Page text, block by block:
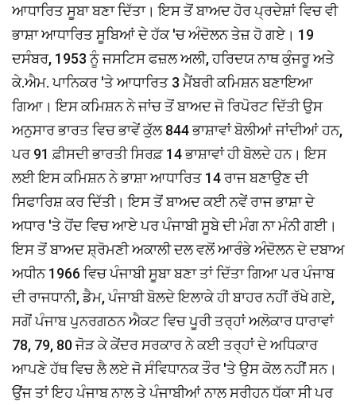
ਆਧਾਰਿਤ ਸੂਬਾ ਬਣਾ ਦਿੱਤਾ। ਇਸ ਤੋਂ ਬਾਅਦ ਹੋਰ ਪ੍ਰਦੇਸ਼ਾਂ ਵਿਚ ਵੀ
ਭਾਸ਼ਾ ਆਧਾਰਿਤ ਸੂਬਿਆਂ ਦੇ ਹੱਕ 'ਚ ਅੰਦੋਲਨ ਤੇਜ਼ ਹੋ ਗਏ। 19
ਦਸੰਬਰ, 1953 ਨੂੰ ਜਸਟਿਸ ਫਜ਼ਲ ਅਲੀ, ਹਰਿਦਯ ਨਾਥ ਕੁੰਜਰੂ ਅਤੇ
ਕੇ.ਐਮ. ਪਾਨਿਕਰ 'ਤੇ ਆਧਾਰਿਤ 3 ਮੈਂਬਰੀ ਕਮਿਸ਼ਨ ਬਣਾਇਆ
ਗਿਆ। ਇਸ ਕਮਿਸ਼ਨ ਨੇ ਜਾਂਚ ਤੋਂ ਬਾਅਦ ਜੋ ਰਿਪੋਰਟ ਦਿੱਤੀ ਉਸ
ਅਨੁਸਾਰ ਭਾਰਤ ਵਿਚ ਭਾਵੇਂ ਕੁੱਲ 844 ਭਾਸ਼ਾਵਾਂ ਬੋਲੀਆਂ ਜਾਂਦੀਆਂ ਹਨ,
ਪਰ 91 ਫ਼ੀਸਦੀ ਭਾਰਤੀ ਸਿਰਫ਼ 14 ਭਾਸ਼ਾਵਾਂ ਹੀ ਬੋਲਦੇ ਹਨ। ਇਸ
ਲਈ ਇਸ ਕਮਿਸ਼ਨ ਨੇ ਭਾਸ਼ਾ ਆਧਾਰਿਤ 14 ਰਾਜ ਬਣਾਉਣ ਦੀ
ਸਿਫਾਰਿਸ਼ ਕਰ ਦਿੱਤੀ। ਇਸ ਤੋਂ ਬਾਅਦ ਕਈ ਨਵੇਂ ਰਾਜ ਭਾਸ਼ਾ ਦੇ
ਅਧਾਰ 'ਤੇ ਹੋਂਦ ਵਿਚ ਆਏ ਪਰ ਪੰਜਾਬੀ ਸੂਬੇ ਦੀ ਮੰਗ ਨਾ ਮੰਨੀ ਗਈ।
ਇਸ ਤੋਂ ਬਾਅਦ ਸ਼੍ਰੋਮਣੀ ਅਕਾਲੀ ਦਲ ਵਲੋਂ ਆਰੰਭੇ ਅੰਦੋਲਨ ਦੇ ਦਬਾਅ
ਅਧੀਨ 1966 ਵਿਚ ਪੰਜਾਬੀ ਸੂਬਾ ਬਣਾ ਤਾਂ ਦਿੱਤਾ ਗਿਆ ਪਰ ਪੰਜਾਬ
ਦੀ ਰਾਜਧਾਨੀ, ਡੈਮ, ਪੰਜਾਬੀ ਬੋਲਦੇ ਇਲਾਕੇ ਹੀ ਬਾਹਰ ਨਹੀਂ ਰੱਖੇ ਗਏ,
ਸਗੋਂ ਪੰਜਾਬ ਪੁਨਰਗਠਨ ਐਕਟ ਵਿਚ ਪੂਰੀ ਤਰ੍ਹਾਂ ਅਲੋਕਾਰ ਧਾਰਾਵਾਂ
78, 79, 80 ਜੋੜ ਕੇ ਕੇਂਦਰ ਸਰਕਾਰ ਨੇ ਕਈ ਤਰ੍ਹਾਂ ਦੇ ਅਧਿਕਾਰ
ਆਪਣੇ ਹੱਥ ਵਿਚ ਲੈ ਲਏ ਜੋ ਸੰਵਿਧਾਨਕ ਤੌਰ 'ਤੇ ਉਸ ਕੋਲ ਨਹੀਂ ਸਨ।
ਉਂਜ ਤਾਂ ਇਹ ਪੰਜਾਬ ਨਾਲ ਤੇ ਪੰਜਾਬੀਆਂ ਨਾਲ ਸਰੀਹਨ ਧੱਕਾ ਸੀ ਪਰ